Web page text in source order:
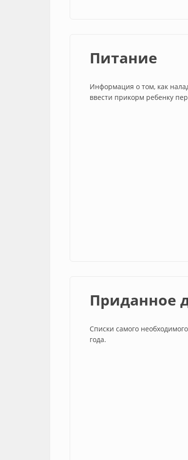
Питание
Информация о том, как
ввести прикорм ребенку
Приданное
Списки самого
года.